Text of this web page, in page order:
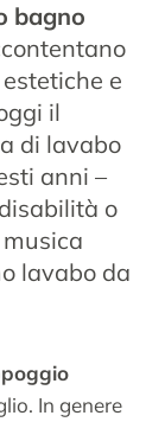
bagno
e
il
di lavabo
anni –
o
lavabo da
In genere